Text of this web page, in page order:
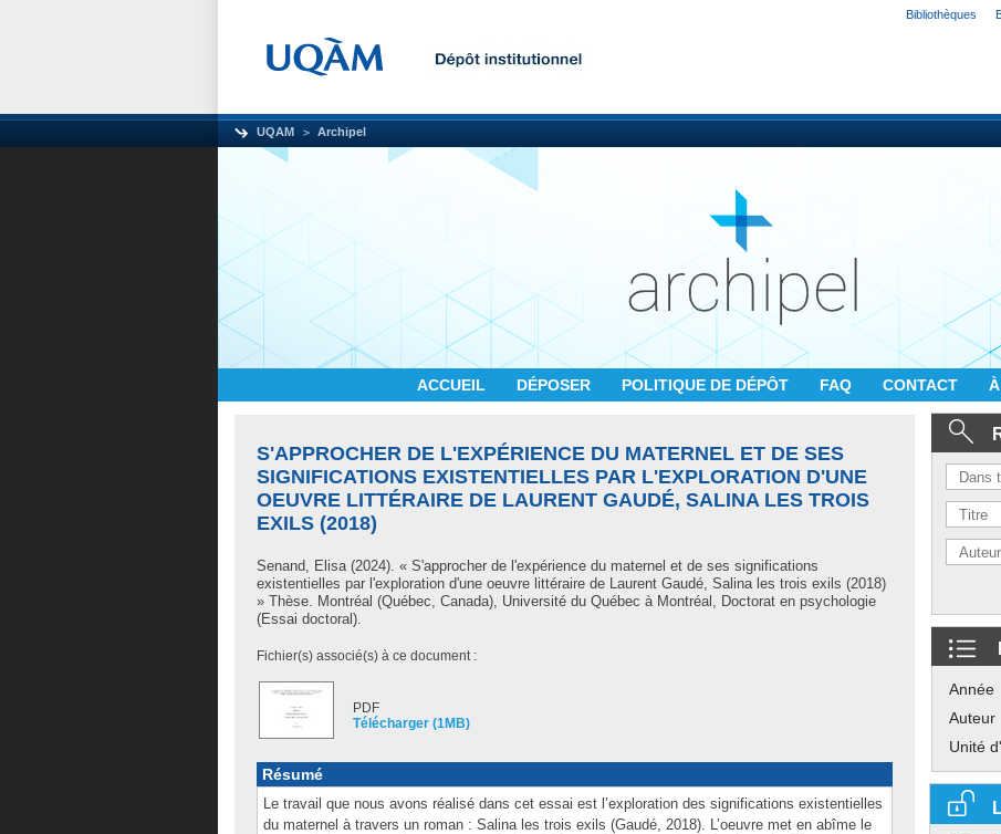
Bibliothèques
UQAM Archipel
ACCUEIL DÉPOSER POLITIQUE DE DÉPÔT FAQ CONTACT
S'APPROCHER DE L'EXPÉRIENCE DU MATERNEL ET DE SES
SIGNIFICATIONS EXISTENTIELLES PAR L'EXPLORATION D'UNE
OEUVRE LITTÉRAIRE DE LAURENT GAUDÉ, SALINA LES TROIS
EXILS (2018)
Senand, Elisa(2024). « S'approcher de l'expérience du maternel et de ses significations
existentielles par l'exploration d'une oeuvre littéraire de Laurent Gaudé, Salina les trois exils (2018)
» Thèse. Montréal (Québec, Canada), Université du Québec à Montréal, Doctorat en psychologie
(Essai doctoral).
Fichier(s) associé(s) à ce document :
PDF
Télécharger (1MB)
Résumé
Le travail que nous avons réalisé dans cet essai est l’exploration des significations existentielles
du maternel à travers un roman : Salina les trois exils (Gaudé, 2018). L’oeuvre met en abîme le
Année
Auteur
Unité